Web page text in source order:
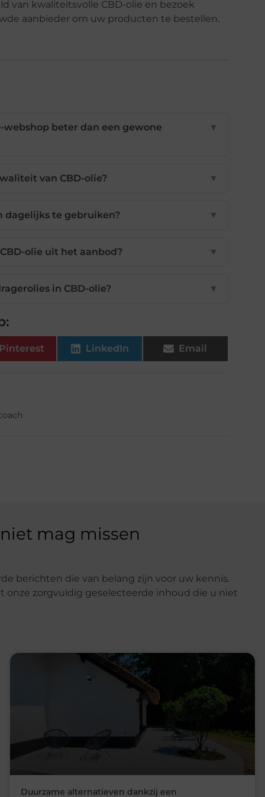
van kwaliteitsvolle CBD-olie en bezoek
aanbieder om uw producten te bestellen.
webshop beter dan een gewone ▼
van CBD-olie? ▼
dagelijks te gebruiken? ▼
olie uit het aanbod? ▼
in CBD-olie? ▼
LinkedIn Email
mag missen
berichten die van belang zijn voor uw kennis.
onze zorgvuldig geselecteerde inhoud die u niet
Duurzame alternatieven dankzij een